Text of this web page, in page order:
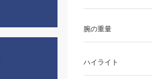
腕の重量
ハイライト